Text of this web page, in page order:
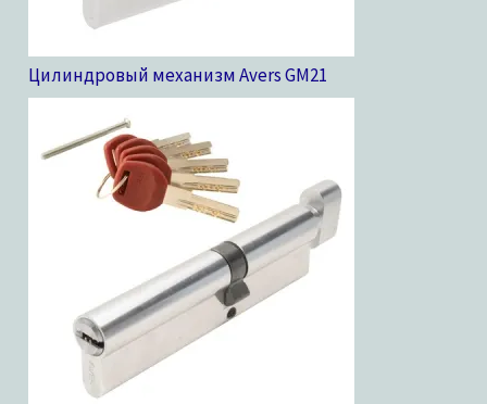
Цилиндровый механизм Avers GM21